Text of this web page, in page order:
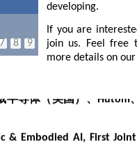
7 8 9
developing.
If you are
join us. Feel free
more details on
论文入选
2024自动驾驶挑战赛
导体（美国）、Hutom
华）一举夺得Nature